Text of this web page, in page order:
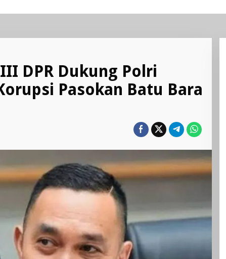
DPR Dukung Polri
Pasokan Batu Bara